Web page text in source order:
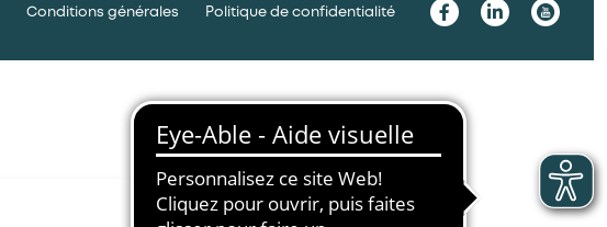
Conditions générales Politique de confidentialité